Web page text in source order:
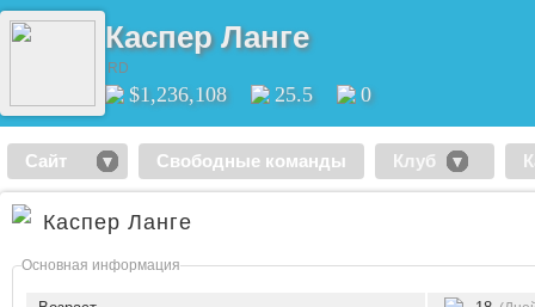
Каспер Ланге
RD
$1,236,108 25.5 0
Сайт Свободные команды Клуб
Каспер Ланге
Основная информация